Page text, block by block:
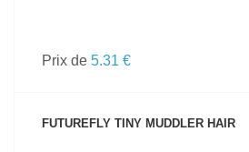
Prix de 5.31 €
FUTUREFLY TINY MUDDLER HAIR